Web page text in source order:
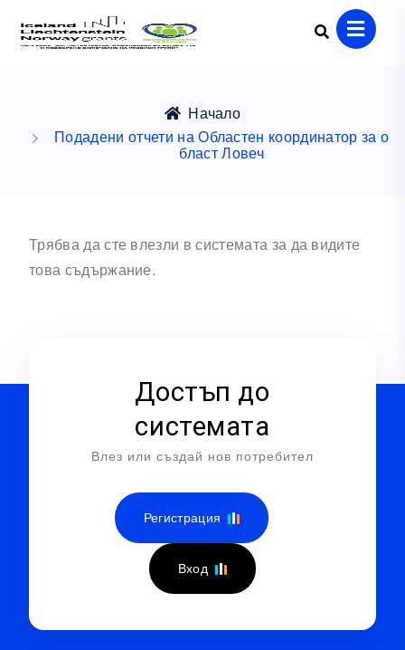
Начало
Подадени отчети на Областен координатор за о
бласт Ловеч
Трябва да сте влезли в системата за да видите
това съдържание.
Достъп до
системата
Влез или създай нов потребител
Регистрация
Вход